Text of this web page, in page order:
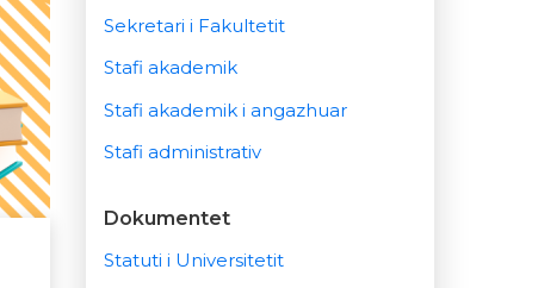
Sekretari i Fakultetit
Stafi akademik
Stafi akademik i angazhuar
Stafi administrativ
Dokumentet
Statuti i Universitetit